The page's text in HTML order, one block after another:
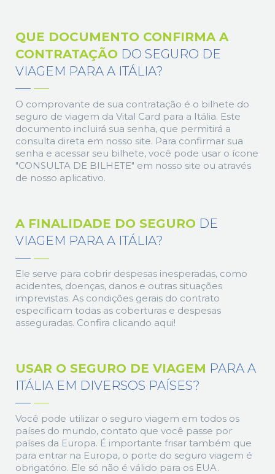
QUE DOCUMENTO CONFIRMA A
CONTRATAÇÃO DO SEGURO DE
VIAGEM PARA A ITÁLIA?
O comprovante de sua contratação é o bilhete do
seguro de viagem da Vital Card para a Itália. Este
documento incluirá sua senha, que permitirá a
consulta direta em nosso site. Para confirmar sua
senha e acessar seu bilhete, você pode usar o ícone
"CONSULTA DE BILHETE" em nosso site ou através
de nosso aplicativo.
A FINALIDADE DO SEGURO DE
VIAGEM PARA A ITÁLIA?
Ele serve para cobrir despesas inesperadas, como
acidentes, doenças, danos e outras situações
imprevistas. As condições gerais do contrato
especificam todas as coberturas e despesas
asseguradas. Confira clicando aqui!
USAR O SEGURO DE VIAGEM PARA A
ITÁLIA EM DIVERSOS PAÍSES?
Você pode utilizar o seguro viagem em todos os
países do mundo, contato que você passe por
países da Europa. É importante frisar também que
para entrar na Europa, o porte do seguro viagem é
obrigatório. Ele só não é válido para os EUA.